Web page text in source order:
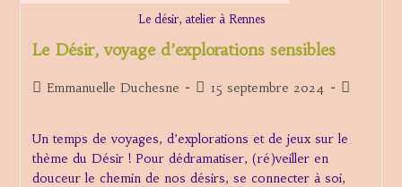
Le désir, atelier à Rennes
Le Désir, voyage d’explorations sensibles
Auteur/autrice
publication :
Emmanuelle Duchesne
Publication
15 septembre 2024
Post
Un temps de voyages, d’explorations et de jeux sur le
thème du Désir ! Pour dédramatiser, (ré)veiller en
douceur le chemin de nos désirs, se connecter à soi,